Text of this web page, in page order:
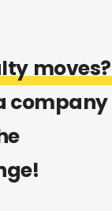
moves?
company